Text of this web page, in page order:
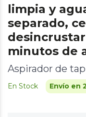
limpia y
separado,
minutos de
Aspirador de
En Stock Envío en